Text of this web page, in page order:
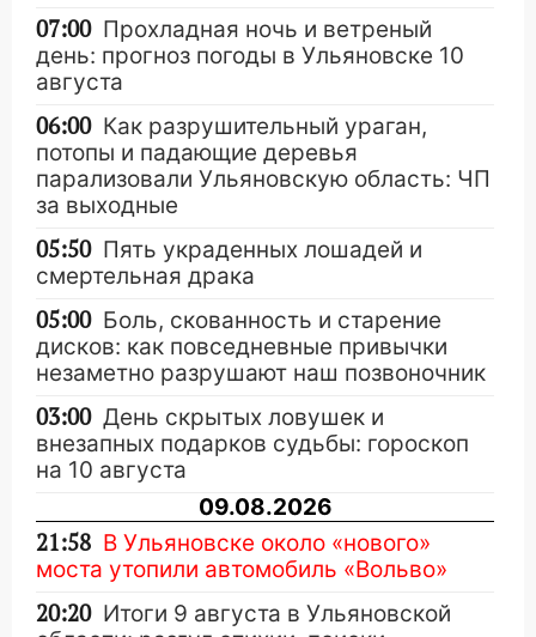
07:00 Прохладная ночь и ветреный
день: прогноз погоды в Ульяновске 10
августа
06:00 Как разрушительный ураган,
потопы и падающие деревья
парализовали Ульяновскую область: ЧП
за выходные
05:50 Пять украденных лошадей и
смертельная драка
05:00 Боль, скованность и старение
дисков: как повседневные привычки
незаметно разрушают наш позвоночник
03:00 День скрытых ловушек и
внезапных подарков судьбы: гороскоп
на 10 августа
09.08.2026
21:58 В Ульяновске около «нового»
моста утопили автомобиль «Вольво»
20:20 Итоги 9 августа в Ульяновской